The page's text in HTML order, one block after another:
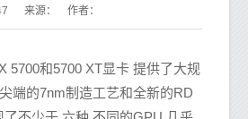
来源： 作者：
5700和5700 XT显卡 提供了大规
端的7nm制造工艺和全新的RD